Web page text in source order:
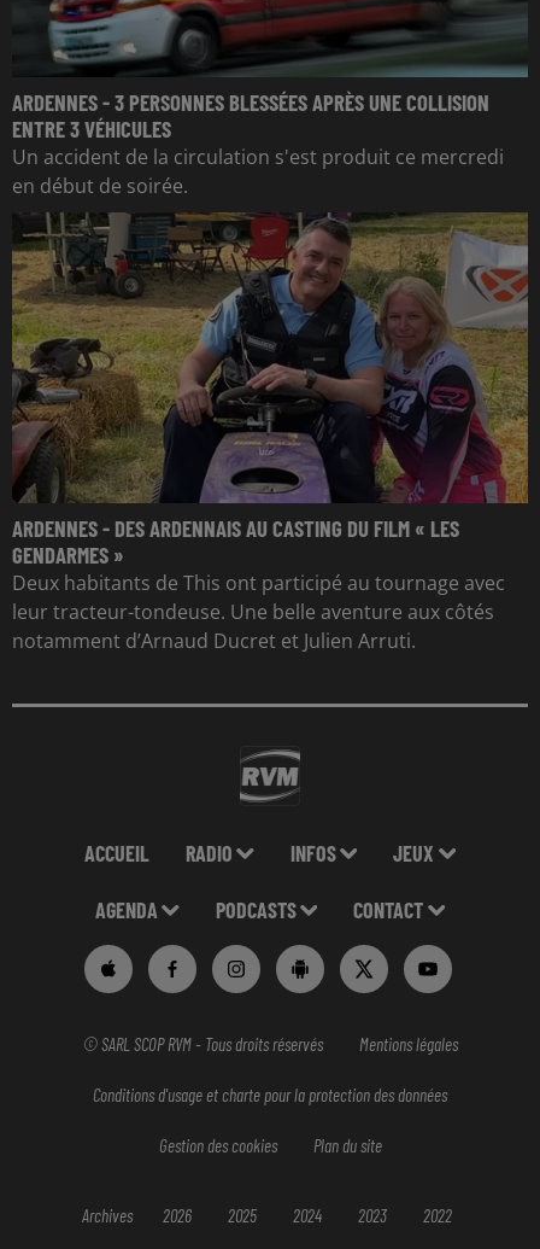
ARDENNES - 3 PERSONNES BLESSÉES APRÈS UNE COLLISION
ENTRE 3 VÉHICULES
Un accident de la circulation s'est produit ce mercredi
en début de soirée.
ARDENNES - DES ARDENNAIS AU CASTING DU FILM « LES
GENDARMES »
Deux habitants de This ont participé au tournage avec
leur tracteur-tondeuse. Une belle aventure aux côtés
notamment d’Arnaud Ducret et Julien Arruti.
ACCUEIL RADIO INFOS JEUX
AGENDA PODCASTS CONTACT
© SARL SCOP RVM - Tous droits réservés Mentions légales
Conditions d'usage et charte pour la protection des données
Gestion des cookies Plan du site
Archives 2026 2025 2024 2023 2022